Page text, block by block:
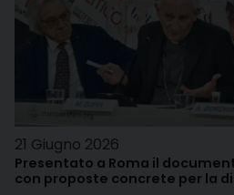
21 Giugno 2026
Presentato a Roma il
con proposte concrete per la